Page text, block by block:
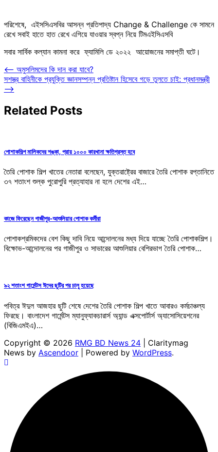
পরিশেষে, এইসসিএসবির আসন্ন প্রতিপাদ্য Change & Challenge কে সামনে
রেখে সবাই হাতে হাত রেখে এগিয়ে যাওয়ার স্বপ্ন নিয়ে টিমএইসিএসবি
সবার সার্বিক কল্যান কামনা করে ফ্যামিলি ডে ২০২২ আয়োজনের সমাপ্তী ঘটে।
Post
navigation
⟵ অমুসলিমদের কি দান করা যাবে?
সশস্ত্র বাহিনীকে প্রযুক্তি জ্ঞানসম্পন্ন প্রতিষ্টান হিসেবে গড়ে তুলতে চাই: প্রধানমন্ত্রী
⟶
Related Posts
পোশাকশিল্প মালিকদের শঙ্কা, প্রায় ১০০০ কারখানা ক্ষতিগ্রস্ত হবে
তৈরি পোশাক শিল্প খাতের নেতারা বলেছেন, যুক্তরাষ্ট্রের বাজারে তৈরি পোশাক রপ্তানিতে
৩৭ শতাংশ শুল্ক পুরোপুরি প্রত্যাহার না হলে দেশের এই…
কাজে ফিরেছেন গাজীপুর-আশুলিয়ার পোশাক কর্মীরা
পোশাকশ্রমিকদের বেশ কিছু দাবি নিয়ে আন্দোলনের মধ্য দিয়ে যাচ্ছে তৈরি পোশাকশিল্প।
বিক্ষোভ-আন্দোলনের পর গাজীপুর ও সাভারের আশুলিয়ার বেশিরভাগ তৈরি পোশাক…
৯২ শতাংশ গার্মেন্টস ঈদের ছুটির পর চালু হয়েছে
পবিত্র ঈদুল আজহার ছুটি শেষে দেশের তৈরি পোশাক শিল্প খাতে আবারও কর্মচাঞ্চল্য
ফিরছে। বাংলাদেশ গার্মেন্টস ম্যানুফ্যাকচারার্স অ্যান্ড এক্সপোর্টার্স অ্যাসোসিয়েশনের
(বিজিএমইএ)…
Copyright © 2026 RMG BD News 24 | Claritymag
News by Ascendoor | Powered by WordPress.